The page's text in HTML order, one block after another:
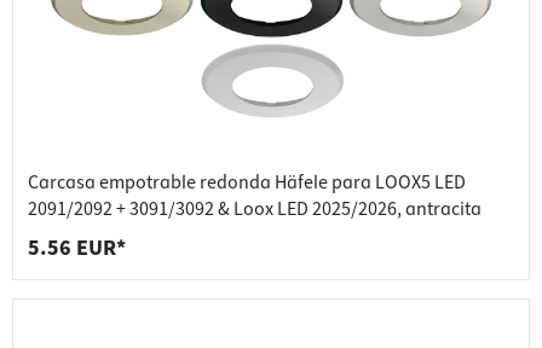
Carcasa empotrable redonda Häfele para LOOX5 LED
2091/2092 + 3091/3092 & Loox LED 2025/2026, antracita
5.56 EUR*